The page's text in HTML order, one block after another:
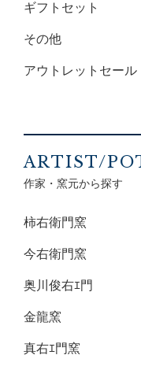
ギフトセット
その他
アウトレットセール
ARTIST/
作家・窯元から探す
柿右衛門窯
今右衛門窯
奥川俊右ｴ門
金龍窯
真右ｴ門窯